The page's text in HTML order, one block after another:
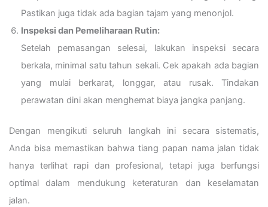
Pastikan juga tidak ada bagian tajam yang menonjol.
Inspeksi dan Pemeliharaan Rutin:
Setelah pemasangan selesai, lakukan inspeksi secara
berkala, minimal satu tahun sekali. Cek apakah ada bagian
yang mulai berkarat, longgar, atau rusak. Tindakan
perawatan dini akan menghemat biaya jangka panjang.
Dengan mengikuti seluruh langkah ini secara sistematis,
Anda bisa memastikan bahwa tiang papan nama jalan tidak
hanya terlihat rapi dan profesional, tetapi juga berfungsi
optimal dalam mendukung keteraturan dan keselamatan
jalan.